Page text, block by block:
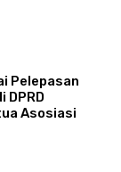
Pelepasan
DPRD
Asosiasi